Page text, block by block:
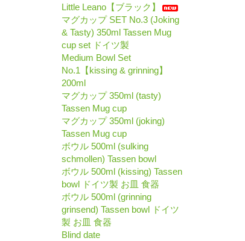
Little Leano【ブラック】
マグカップ SET No.3 (Joking
& Tasty) 350ml Tassen Mug
cup set ドイツ製
Medium Bowl Set
No.1【kissing & grinning】
200ml
マグカップ 350ml (tasty)
Tassen Mug cup
マグカップ 350ml (joking)
Tassen Mug cup
ボウル 500ml (sulking
schmollen) Tassen bowl
ボウル 500ml (kissing) Tassen
bowl ドイツ製 お皿 食器
ボウル 500ml (grinning
grinsend) Tassen bowl ドイツ
製 お皿 食器
Blind date